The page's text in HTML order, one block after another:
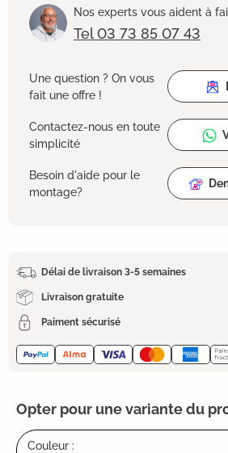
Nos experts vous aident à
Tel 03 73 85 07 43
Une question ? On vous
fait une offre !
Contactez-nous en toute
simplicité
Besoin d'aide pour le
montage?
Délai de livraison 3-5 semaines
Livraison gratuite
Paiment sécurisé
Opter pour une variante du
Couleur :